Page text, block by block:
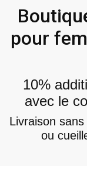
pour
10%
avec le
Livraison
ou